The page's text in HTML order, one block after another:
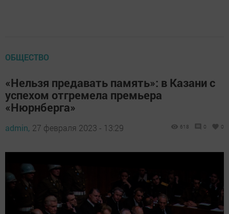
ОБЩЕСТВО
«Нельзя предавать память»: в Казани с
успехом отгремела премьера
«Нюрнберга»
admin, 27 февраля 2023 - 13:29 618 0 0